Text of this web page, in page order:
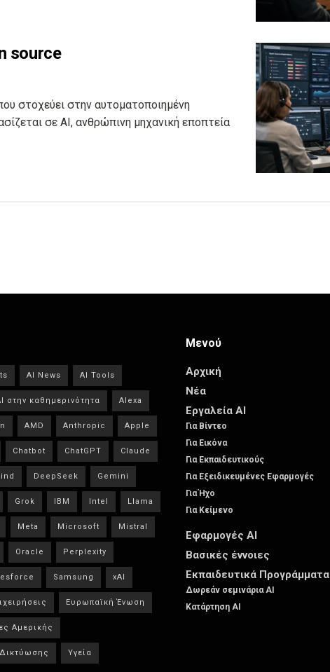
source
στοχεύει στην αυτοματοποιημένη
σε AI, ανθρώπινη μηχανική εποπτεία
AI News AI Tools
στην καθημερινότητα Alexa
AMD Anthropic Apple
Chatbot ChatGPT Claude
DeepSeek Gemini
Grok IBM Intel Llama
Meta Microsoft Mistral
Oracle Perplexity
Samsung xAI
Ευρωπαϊκή Ένωση
Αμερικής
Υγεία
Μενού
Αρχική
Νέα
Εργαλεία AI
Για Βίντεο
Για Εικόνα
Για Εκπαιδευτικούς
Για Εξειδικευμένες Εφαρμογές
Για Ήχο
Για Κείμενο
Εφαρμογές AI
Βασικές έννοιες
Εκπαιδευτικά Προγράμματα
Δωρεάν σεμινάρια AI
Κατάρτηση AI